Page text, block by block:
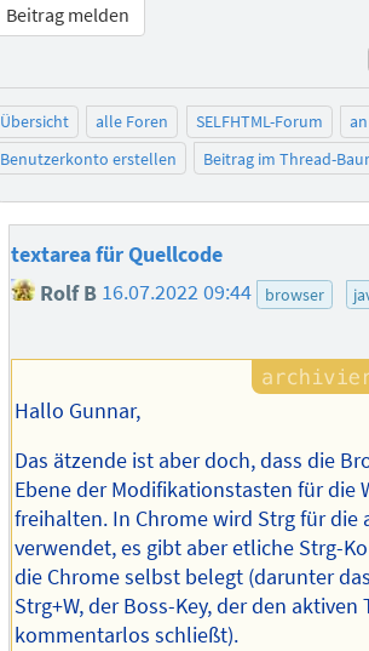
Beitrag melden
Übersicht alle Foren SELFHTML-Forum
Benutzerkonto erstellen
Beitrag im Thread-
textarea für Quellcode
Rolf B 16.07.2022 09:44 browser
Hallo Gunnar,
Das ätzende ist aber doch, dass die
Ebene der Modifikationstasten für die
freihalten. In Chrome wird Strg für die
verwendet, es gibt aber etliche Strg-
die Chrome selbst belegt (darunter
Strg+W, der Boss-Key, der den aktiven
kommentarlos schließt).